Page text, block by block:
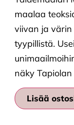
maalaa
viivan ja värin
tyypillistä.
näky
Lisää